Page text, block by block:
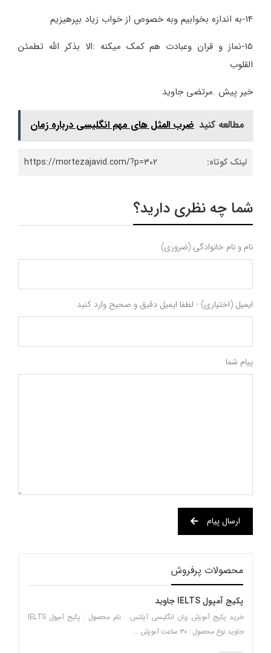
14-به اندازه بخوابیم وبه خصوص از خواب زیاد بپرهیزیم
15-نماز و قران وعبادت هم کمک میکنه :الا بذکر الله تطمئن
القلوب
خیر پیش .مرتضی جاوید
مطالعه کنید ضرب المثل های مهم انگلیسی درباره زمان
لینک کوتاه: https://mortezajavid.com/?p=302
شما چه نظری دارید؟
نام و نام خانوادگی (ضروری)
ایمیل (اختیاری) - لطفا ایمیل دقیق و صحیح وارد کنید
پیام شما
ارسال پیام
محصولات پرفروش
پکیج آمپول IELTS جاوید
خرید پکیج آموزش زبان انگلیسی آیلتس نام محصول : پکیج آمپول IELTS
جاوید نوع محصول : ۳۰ ساعت آموزش …